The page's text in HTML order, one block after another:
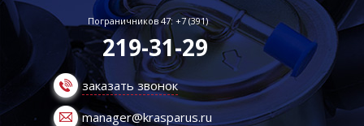
Пограничников 47: +7 (391)
219-31-29
заказать звонок
manager@krasparus.ru